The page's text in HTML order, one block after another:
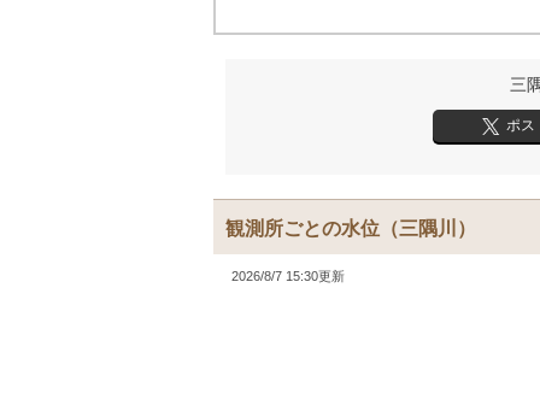
三
ポス
観測所ごとの水位 （三隅川）
2026/8/7 15:30更新